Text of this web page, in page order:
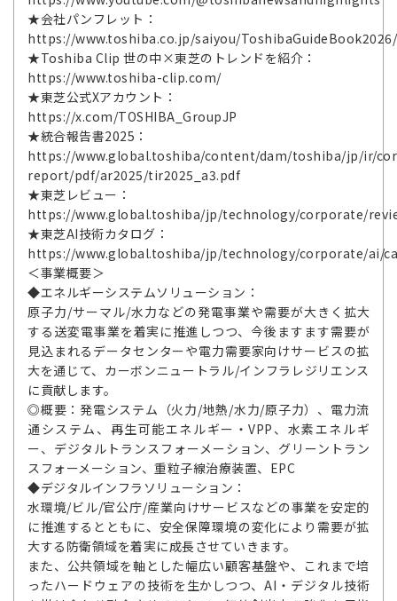
★会社パンフレット：
https://www.toshiba.co.jp/saiyou/
★Toshiba Clip 世の中×東芝のトレンドを紹介：
https://www.toshiba-clip.com/
★東芝公式Xアカウント：
https://x.com/TOSHIBA_GroupJP
★統合報告書2025：
https://www.global.toshiba/content/dam/toshiba/jp/ir/
report/pdf/ar2025/tir2025_a3.pdf
★東芝レビュー：
https://www.global.toshiba/jp/technology/corporate/
★東芝AI技術カタログ：
https://www.global.toshiba/jp/technology/corporate/ai/
＜事業概要＞
◆エネルギーシステムソリューション：
原子力/サーマル/水力などの発電事業や需要が大きく拡大
する送変電事業を着実に推進しつつ、今後ますます需要が
見込まれるデータセンターや電力需要家向けサービスの拡
大を通じて、カーボンニュートラル/インフラレジリエンス
に貢献します。
◎概要：発電システム（火力/地熱/水力/原子力）、電力流
通システム、再生可能エネルギー・VPP、水素エネルギ
ー、デジタルトランスフォーメーション、グリーントラン
スフォーメーション、重粒子線治療装置、EPC
◆デジタルインフラソリューション：
水環境/ビル/官公庁/産業向けサービスなどの事業を安定的
に推進するとともに、安全保障環境の変化により需要が拡
大する防衛領域を着実に成長させていきます。
また、公共領域を軸とした幅広い顧客基盤や、これまで培
ったハードウェアの技術を生かしつつ、AI・デジタル技術